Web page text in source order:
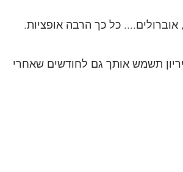
כל כך הרבה אופציות.
תשמש אותך גם לחודשים שאחרי